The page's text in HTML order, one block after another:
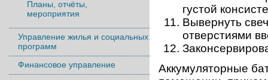
Планы, отчёты,
мероприятия
Управление жилья и социальных
программ
Финансовое управление
густой
Вывернуть
отверстиями
Аккумуляторные